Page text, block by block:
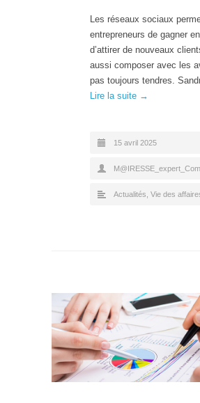
Les réseaux sociaux
entrepreneurs de gagner
d’attirer de nouveaux
aussi composer avec les
pas toujours tendres.
Lire la suite →
15 avril 2025
Actualités Vie des